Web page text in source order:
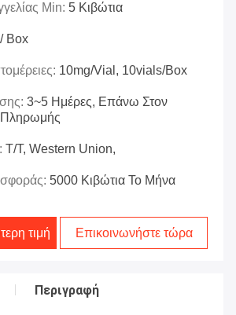
Min: 5 Κιβώτια
Box
10mg/vial, 10vials/box
3~5 Ημέρες, Επάνω Στον
T/T, Western Union,
5000 Κιβώτια Το Μήνα
τιμή Επικοινωνήστε τώρα
Περιγραφή